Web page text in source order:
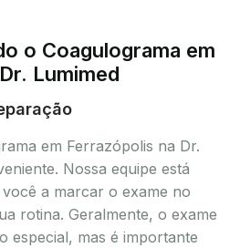
o Coagulograma em
Lumimed
em Ferrazópolis na Dr.
Nossa equipe está
a marcar o exame no
rotina. Geralmente, o exame
especial, mas é importante